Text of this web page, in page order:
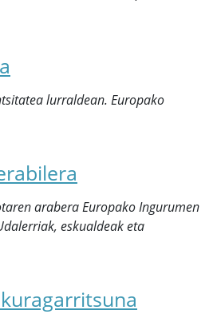
lurraldean. Europako
arabera Europako Ingurumen
eskualdeak eta